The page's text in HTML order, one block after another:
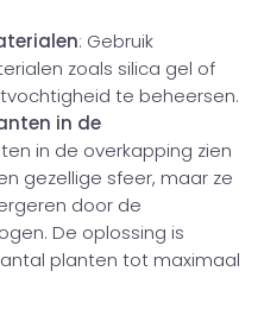
: Gebruik
zoals silica gel of
te beheersen.
in de
in de overkapping zien
gezellige sfeer, maar ze
door de
De oplossing is
planten tot maximaal